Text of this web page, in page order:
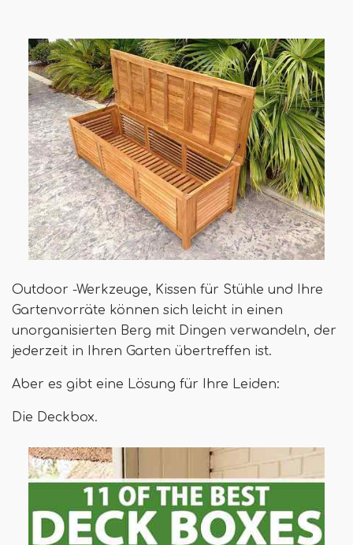
Outdoor -Werkzeuge, Kissen für Stühle und Ihre
Gartenvorräte können sich leicht in einen
unorganisierten Berg mit Dingen verwandeln, der
jederzeit in Ihren Garten übertreffen ist.
Aber es gibt eine Lösung für Ihre Leiden:
Die Deckbox.